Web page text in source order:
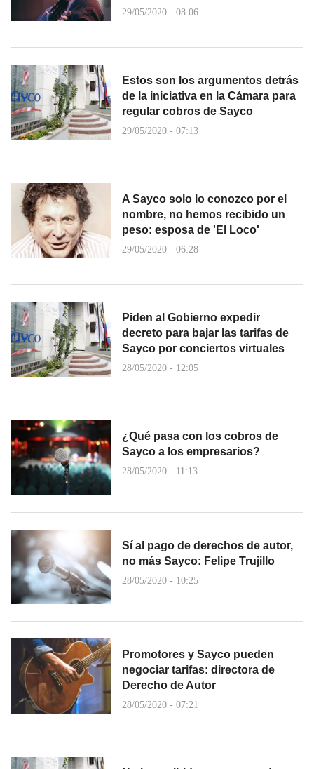
29/05/2020 - 08:06
Estos son los argumentos detrás
de la iniciativa en la Cámara para
regular cobros de Sayco
29/05/2020 - 07:13
A Sayco solo lo conozco por el
nombre, no hemos recibido un
peso: esposa de 'El Loco'
29/05/2020 - 06:28
Piden al Gobierno expedir
decreto para bajar las tarifas de
Sayco por conciertos virtuales
28/05/2020 - 12:05
¿Qué pasa con los cobros de
Sayco a los empresarios?
28/05/2020 - 11:13
Sí al pago de derechos de autor,
no más Sayco: Felipe Trujillo
28/05/2020 - 10:25
Promotores y Sayco pueden
negociar tarifas: directora de
Derecho de Autor
28/05/2020 - 07:21